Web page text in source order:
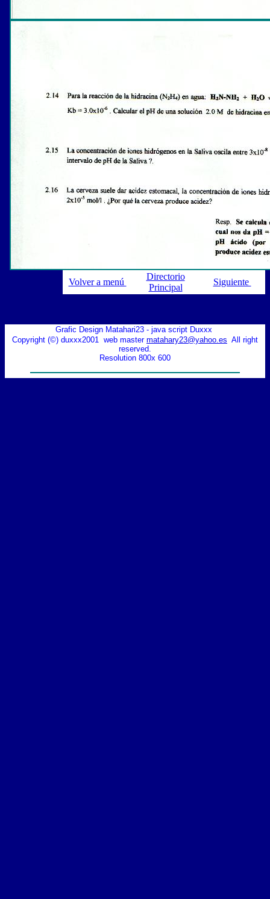
Volver a menú
Directorio
Principal
Siguiente
Grafic Design Matahari23 - java script Duxxx
Copyright (©) duxxx2001 web master matahary23@yahoo.es All right
reserved.
Resolution 800x 600